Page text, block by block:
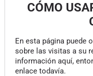
CÓMO
En esta página puede
sobre las visitas a su
información aquí,
enlace todavía.